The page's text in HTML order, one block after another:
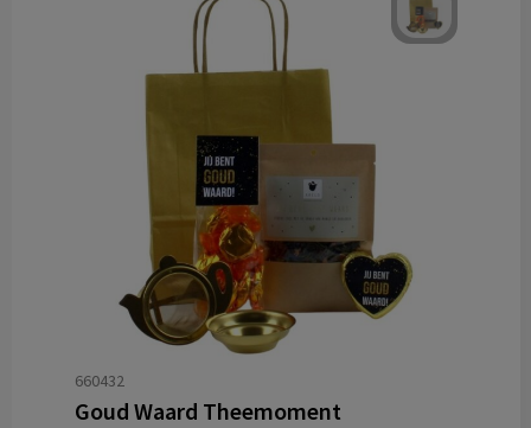
660432
Goud Waard Theemoment